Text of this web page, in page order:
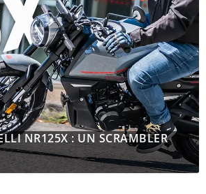
NR125X : UN SCRAMBLER